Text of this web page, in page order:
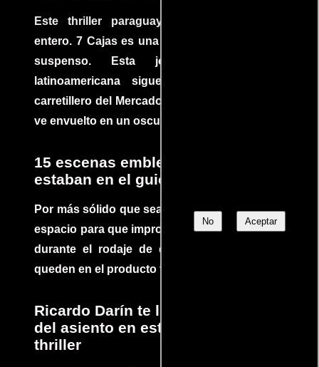
No Aceptar
Este thriller paraguayo cautivó al mundo
entero. 7 Cajas es una explosión de acción y
suspenso. Esta joya cinematográfica
latinoamericana sigue la historia de un
carretillero del Mercado 4 de Asunción que se
ve envuelto en un oscuro mundo de crimen
15 escenas emblemáticas que no
estaban en el guion
Por más sólido que sea un guión siempre hay
espacio para que improvisaciones que se dan
durante el rodaje de determinadas escenas
queden en el producto final.
Ricardo Darín te llevará al borde
del asiento en este increíble
thriller